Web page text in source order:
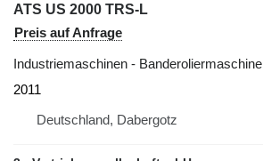
ATS US 2000 TRS-L
Preis auf Anfrage
Industriemaschinen - Banderoliermaschine
2011
Deutschland, Dabergotz